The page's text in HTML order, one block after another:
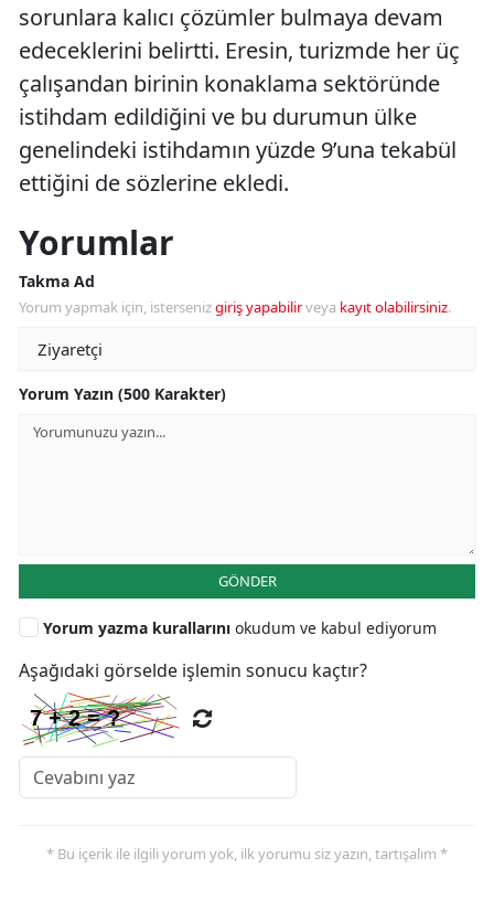
sorunlara kalıcı çözümler bulmaya devam
edeceklerini belirtti. Eresin, turizmde her üç
çalışandan birinin konaklama sektöründe
istihdam edildiğini ve bu durumun ülke
genelindeki istihdamın yüzde 9’una tekabül
ettiğini de sözlerine ekledi.
Yorumlar
Takma Ad
Yorum yapmak için, istersenizgiriş yapabilirveya kayıt olabilirsiniz.
Yorum Yazın (500 Karakter)
GÖNDER
Yorum yazma kurallarını okudum ve kabul ediyorum
Aşağıdaki görselde işlemin sonucu kaçtır?
* Bu içerik ile ilgili yorum yok, ilk yorumu siz yazın, tartışalım *